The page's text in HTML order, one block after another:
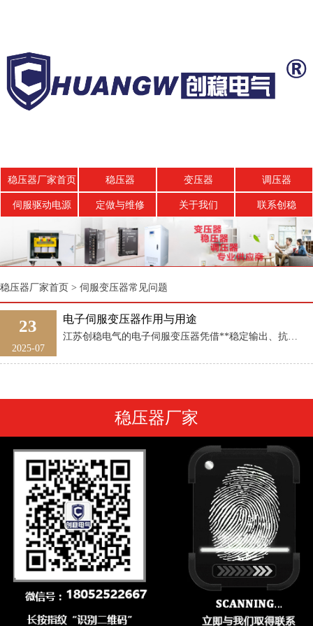
稳压器厂家首页 稳压器 变压器 调压器
伺服驱动电源 定做与维修 关于我们 联系创稳
稳压器厂家首页 > 伺服变压器常见问题
23
2025-07
电子伺服变压器作用与用途
江苏创稳电气的电子伺服变压器凭借**稳定输出、抗干扰强、体积小、适配性高**等特点，广泛应用于需要高精度伺服控制的工业场景。其核心作用是解决伺服系统（驱动器+电机）的电源适配问题（如电压转换、隔离干扰 ...
稳压器厂家